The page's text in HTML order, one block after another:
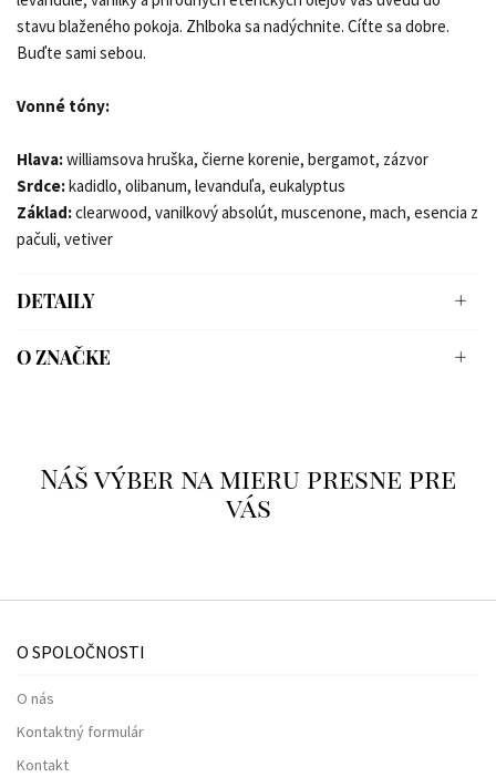
stavu blaženého pokoja. Zhlboka sa nadýchnite. Cíťte sa dobre.
Buďte sami sebou.
Vonné tóny:
Hlava:williamsova hruška, čierne korenie, bergamot, zázvor
Srdce:kadidlo, olibanum, levanduľa, eukalyptus
Základ:clearwood, vanilkový absolút, muscenone, mach, esencia z
pačuli, vetiver
DETAILY
O ZNAČKE
Náš výber na mieru presne pre
vás
O SPOLOČNOSTI
O nás
Kontaktný formulár
Kontakt